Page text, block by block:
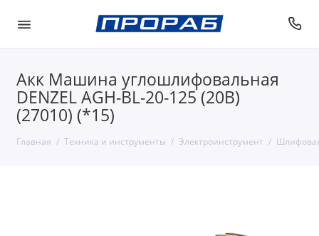
Акк Машина углошлифовальная
DENZEL AGH-BL-20-125 (20В)
(27010) (*15)
Главная Техника и инструменты Электроинструмент